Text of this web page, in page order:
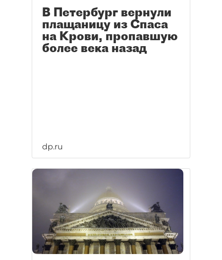
В Петербург вернули
плащаницу из Спаса
на Крови, пропавшую
более века назад
dp.ru